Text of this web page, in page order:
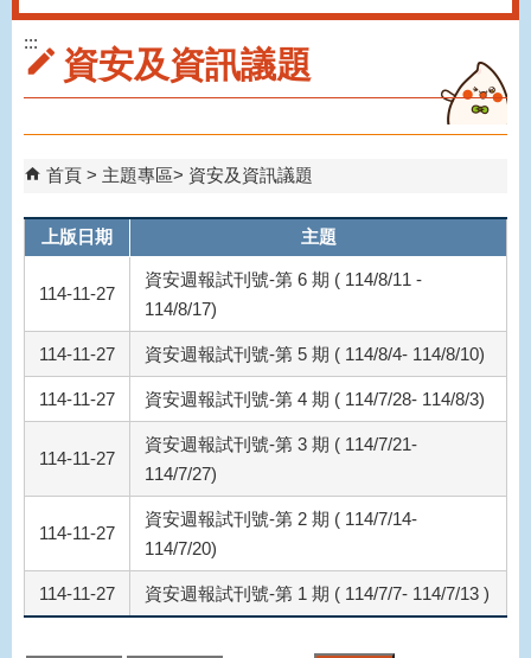
:::
資安及資訊議題
首頁 主題專區 資安及資訊議題
上版日期 主題
114-11-27
資安週報試刊號-第 6 期 ( 114/8/11 -
114/8/17)
114-11-27 資安週報試刊號-第 5 期 ( 114/8/4- 114/8/10)
114-11-27 資安週報試刊號-第 4 期 ( 114/7/28- 114/8/3)
114-11-27
資安週報試刊號-第 3 期 ( 114/7/21-
114/7/27)
114-11-27
資安週報試刊號-第 2 期 ( 114/7/14-
114/7/20)
114-11-27 資安週報試刊號-第 1 期 ( 114/7/7- 114/7/13 )